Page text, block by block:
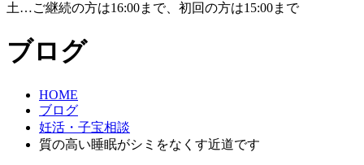
土…ご継続の方は16:00まで、初回の方は15:00まで
ブログ
HOME
ブログ
妊活・子宝相談
質の高い睡眠がシミをなくす近道です